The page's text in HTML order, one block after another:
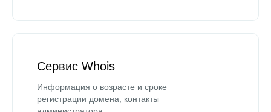
Сервис Whois
Информация о возрасте и сроке
регистрации домена, контакты